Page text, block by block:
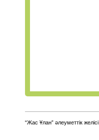
“Жас Ұлан” әлеуметтік желісі